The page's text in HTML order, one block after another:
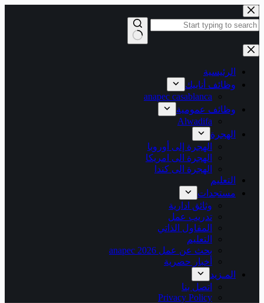
التجاوز
إلى
المحتوى
نتائج
الرئيسية
وظائف أنابيك
anapec casablanca
وظائف عمومية
Alwadifa
الهجرة
الهجرة إلى أوروبا
الهجرة الى امريكا
الهجرة الى كندا
التعليم
مستجدات
وثائق ادارية
تدريب عمل
المقاول الذاتي
التعليم
بحث عن عمل 2026 anapec
أخبار حصرية
المـزيد
اتصل بنا
Privacy Policy